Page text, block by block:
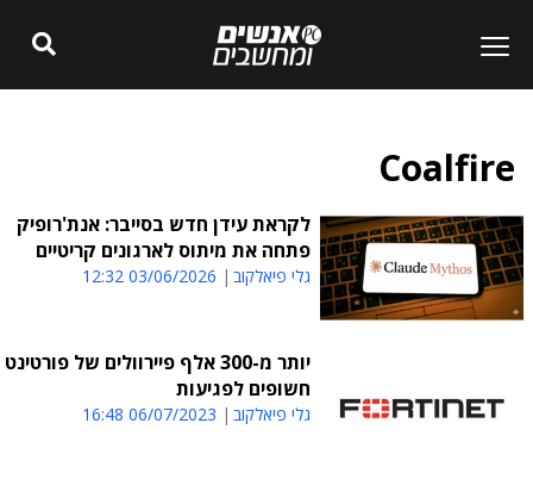
Coalfire
לקראת עידן חדש בסייבר: אנת'רופיק
פתחה את מיתוס לארגונים קריטיים
גלי פיאלקוב 03/06/2026 12:32
יותר מ-300 אלף פיירוולים של פורטינט
חשופים לפגיעות
גלי פיאלקוב 06/07/2023 16:48